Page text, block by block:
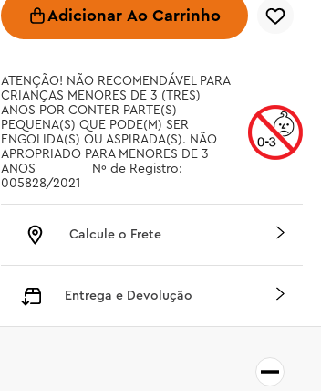
Adicionar Ao Carrinho
ATENÇÃO! NÃO RECOMENDÁVEL PARA
CRIANÇAS MENORES DE 3 (TRES)
ANOS POR CONTER PARTE(S)
PEQUENA(S) QUE PODE(M) SER
ENGOLIDA(S) OU ASPIRADA(S). NÃO
APROPRIADO PARA MENORES DE 3
ANOS		 Nº de Registro:
005828/2021
Calcule o Frete
Entrega e Devolução